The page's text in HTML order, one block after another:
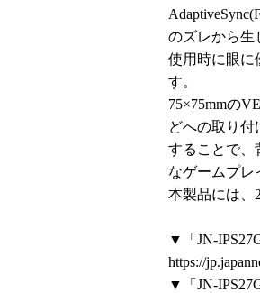
のズレから生
使用時に眼に
す。
75×75mmの
どへの取り
することで、
なゲームプレ
本製品には、
▼「JN-
https://
▼「JN-